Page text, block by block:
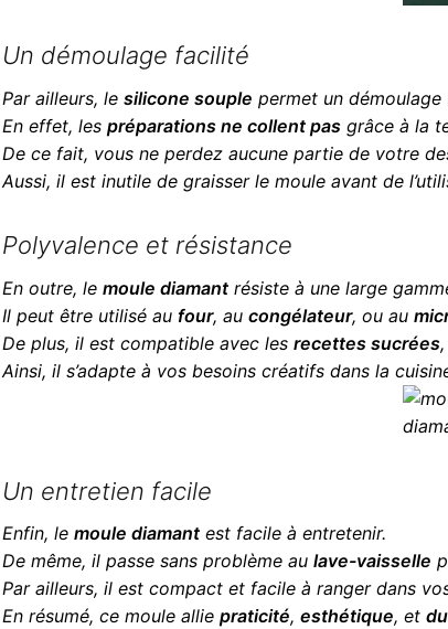
Un démoulage facilité
Par ailleurs, le silicone souple permet un démoulage
En effet, les préparations ne collent pasgrâce à la
De ce fait, vous ne perdez aucune partie de votre
Aussi, il est inutile de graisser le moule avant de
Polyvalence et résistance
En outre, le moule diamantrésiste à une large
Il peut être utilisé au four, au congélateur, ou au
De plus, il est compatible avec les recettes sucrées,
Ainsi, il s’adapte à vos besoins créatifs dans la
Un entretien facile
Enfin, le moule diamantest facile à entretenir.
De même, il passe sans problème au lave-vaisselle
Par ailleurs, il est compact et facile à ranger dans
En résumé, ce moule allie praticité, esthétique, et